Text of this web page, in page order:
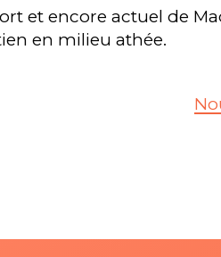
et encore actuel de
en milieu athée.